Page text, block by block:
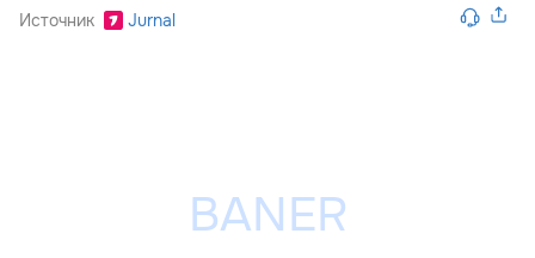
Источник Jurnal